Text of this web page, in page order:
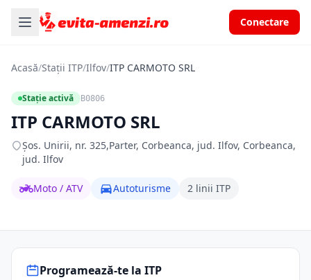
Conectare
Acasă/Stații ITP/Ilfov/ITP CARMOTO SRL
Stație activă B0806
ITP CARMOTO SRL
Şos. Unirii, nr. 325,Parter, Corbeanca, jud. Ilfov, Corbeanca,
jud. Ilfov
Moto / ATV Autoturisme 2 linii ITP
Programează-te la ITP